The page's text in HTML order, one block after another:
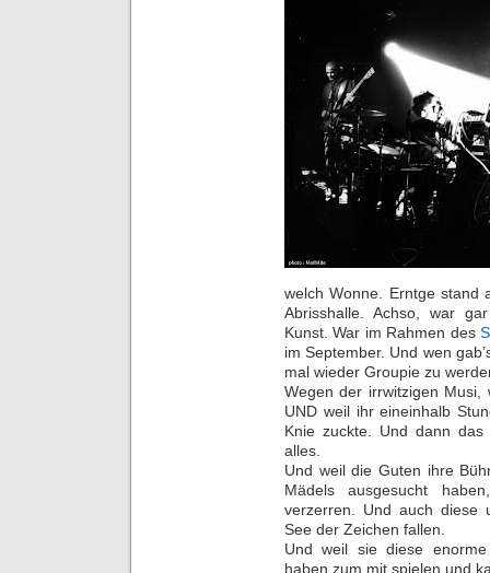
welch Wonne. Erntge stand
Abrisshalle. Achso, war
Kunst. War im Rahmen des
im September. Und wen
mal wieder Groupie zu
Wegen der irrwitzigen Musi,
UND weil ihr eineinhalb
Knie zuckte. Und dann
alles.
Und weil die Guten ihre
Mädels ausgesucht
verzerren. Und auch diese
See der Zeichen fallen.
Und weil sie diese enorme
haben zum mit spielen und